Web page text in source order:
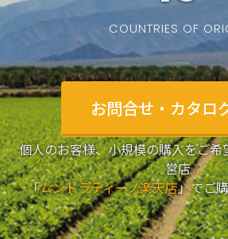
COUNTRIES OF
お問合せ・カタロ
個人のお客様、小規模の購入をご
営店
「ムンドラティーノ楽天店」でご